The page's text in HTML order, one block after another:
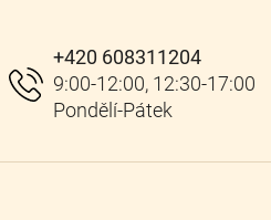
+420 608311204